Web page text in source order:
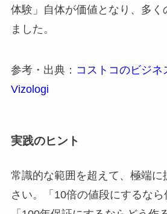
体験」自体が価値となり、多く
ました。
参考・出典： コストコのビジネ
Vizologi
実践のヒント
常識的な範囲を超えて、極端に
さい。「10倍の値段にするなら